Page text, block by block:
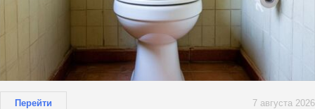
Перейти 7 августа 2026